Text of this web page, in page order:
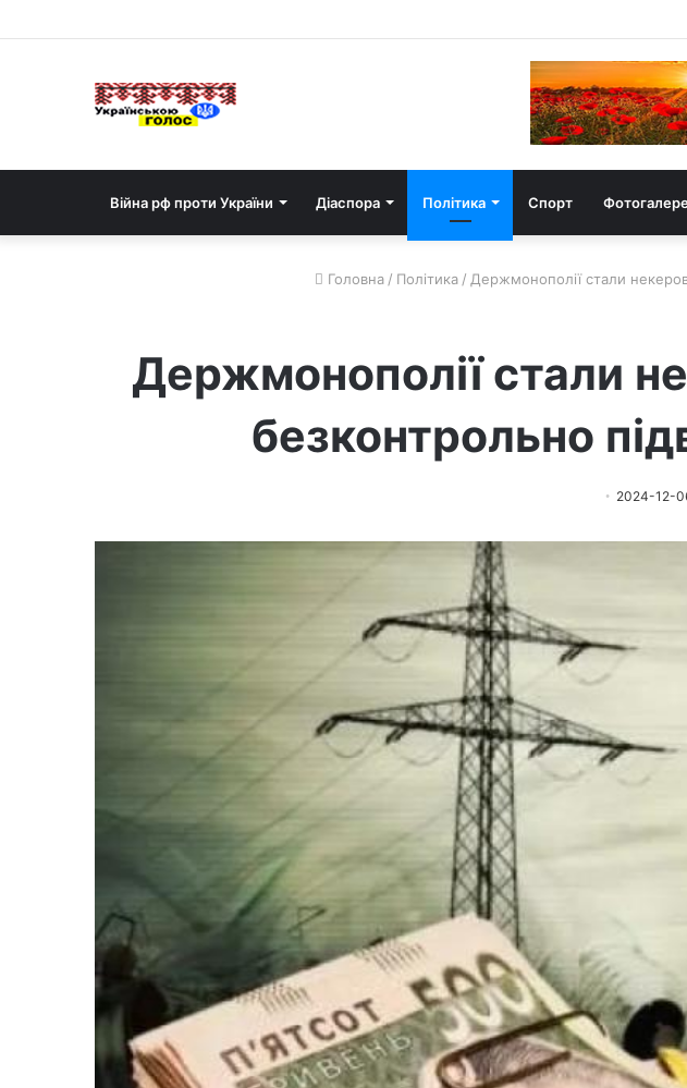
Війна рф проти України Діаспора Політика Спорт
Головна / Політика / Держмонополії стали
Держмонополії стали
безконтрольно
2024-12-